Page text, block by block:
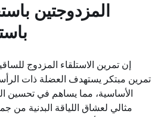
المزدوجتين
إن تمرين الاستلقاء المزدوج
تمرين مبتكر يستهدف العضلة ذات
الأساسية، مما يساهم في تحسين
مثالي لعشاق اللياقة البدنية من